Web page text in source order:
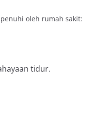
oleh rumah sakit:
tidur.